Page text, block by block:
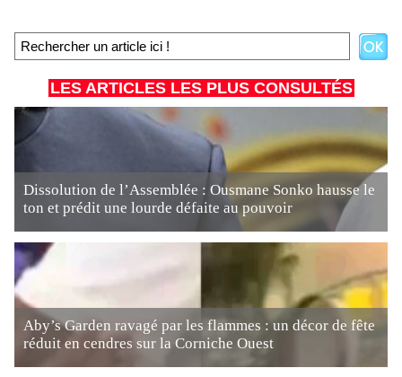
LES ARTICLES LES PLUS CONSULTÉS
Dissolution de l’Assemblée : Ousmane Sonko hausse le
ton et prédit une lourde défaite au pouvoir
Aby’s Garden ravagé par les flammes : un décor de fête
réduit en cendres sur la Corniche Ouest